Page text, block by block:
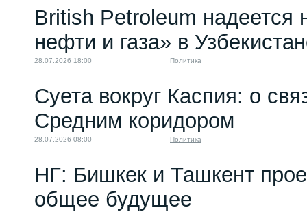
из Центральной...
British Petroleum надеется
нефти и газа» в
28.07.2026 18:00 Политика
Суета вокруг Каспия: о
Средним коридором
28.07.2026 08:00 Политика
НГ: Бишкек и Ташкент
общее будущее